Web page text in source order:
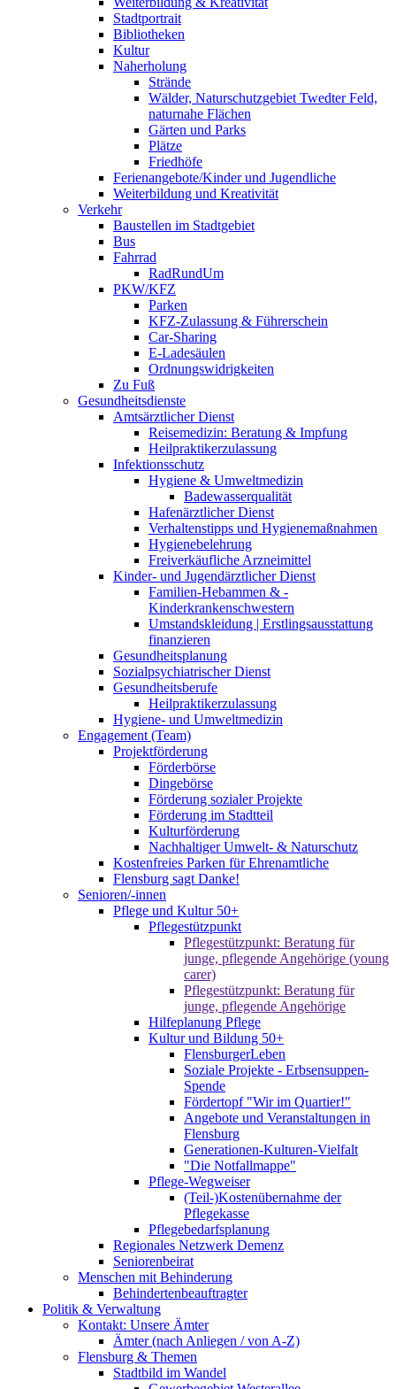
Stadtportrait
Bibliotheken
Kultur
Naherholung
Strände
Wälder, Naturschutzgebiet Twedter Feld,
naturnahe Flächen
Gärten und Parks
Plätze
Friedhöfe
Ferienangebote/Kinder und Jugendliche
Weiterbildung und Kreativität
Verkehr
Baustellen im Stadtgebiet
Bus
Fahrrad
RadRundUm
PKW/KFZ
Parken
KFZ-Zulassung & Führerschein
Car-Sharing
E-Ladesäulen
Ordnungswidrigkeiten
Zu Fuß
Gesundheitsdienste
Amtsärztlicher Dienst
Reisemedizin: Beratung & Impfung
Heilpraktikerzulassung
Infektionsschutz
Hygiene & Umweltmedizin
Badewasserqualität
Hafenärztlicher Dienst
Verhaltenstipps und Hygienemaßnahmen
Hygienebelehrung
Freiverkäufliche Arzneimittel
Kinder- und Jugendärztlicher Dienst
Familien-Hebammen & -
Kinderkrankenschwestern
Umstandskleidung | Erstlingsausstattung
finanzieren
Gesundheitsplanung
Sozialpsychiatrischer Dienst
Gesundheitsberufe
Heilpraktikerzulassung
Hygiene- und Umweltmedizin
Engagement (Team)
Projektförderung
Förderbörse
Dingebörse
Förderung sozialer Projekte
Förderung im Stadtteil
Kulturförderung
Nachhaltiger Umwelt- & Naturschutz
Kostenfreies Parken für Ehrenamtliche
Flensburg sagt Danke!
Senioren/-innen
Pflege und Kultur 50+
Pflegestützpunkt
Pflegestützpunkt: Beratung für
junge, pflegende Angehörige (young
carer)
Pflegestützpunkt: Beratung für
junge, pflegende Angehörige
Hilfeplanung Pflege
Kultur und Bildung 50+
FlensburgerLeben
Soziale Projekte - Erbsensuppen-
Spende
Fördertopf "Wir im Quartier!"
Angebote und Veranstaltungen in
Flensburg
Generationen-Kulturen-Vielfalt
"Die Notfallmappe"
Pflege-Wegweiser
(Teil-)Kostenübernahme der
Pflegekasse
Pflegebedarfsplanung
Regionales Netzwerk Demenz
Seniorenbeirat
Menschen mit Behinderung
Behindertenbeauftragter
Politik & Verwaltung
Kontakt: Unsere Ämter
Ämter (nach Anliegen / von A-Z)
Flensburg & Themen
Stadtbild im Wandel